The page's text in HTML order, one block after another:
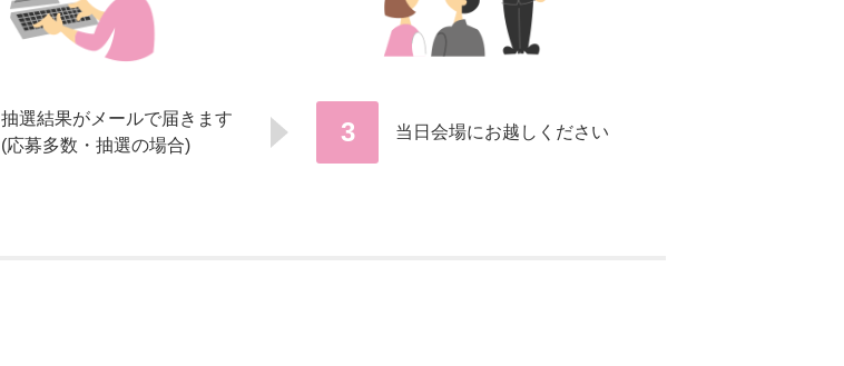
抽選結果がメールで届きます
(応募多数・抽選の場合)
3 当日会場にお越しください